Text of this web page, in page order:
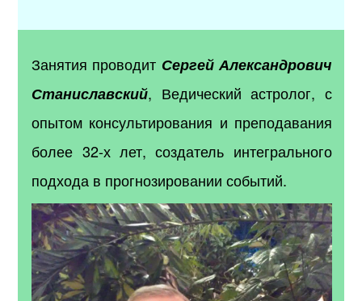
Занятия проводит Сергей Александрович
Станиславский, Ведический астролог, с
опытом консультирования и преподавания
более 32-х лет, создатель интегрального
подхода в прогнозировании событий.